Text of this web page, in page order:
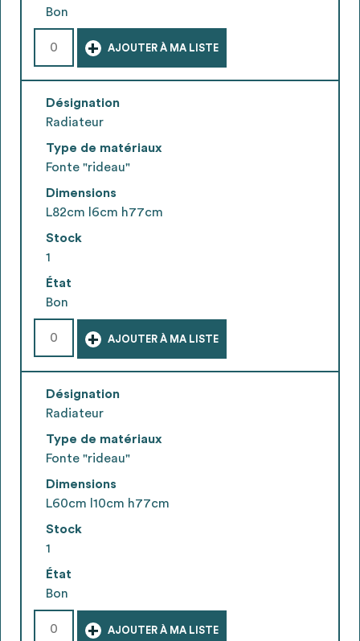
Bon
+ AJOUTER À MA LISTE
Désignation
Radiateur
Type de matériaux
Fonte "rideau"
Dimensions
L82cm l6cm h77cm
Stock
1
État
Bon
+ AJOUTER À MA LISTE
Désignation
Radiateur
Type de matériaux
Fonte "rideau"
Dimensions
L60cm l10cm h77cm
Stock
1
État
Bon
+ AJOUTER À MA LISTE